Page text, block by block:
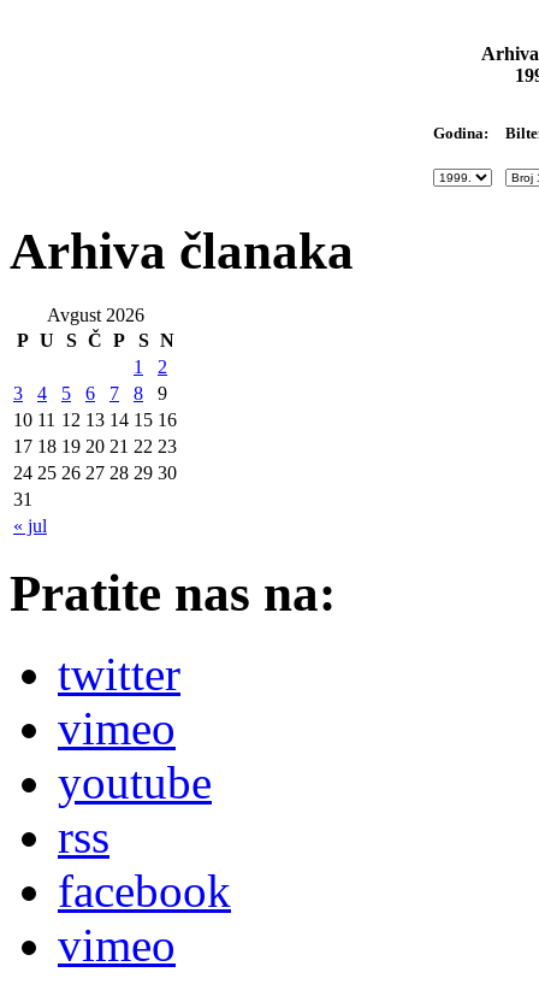
Godina:
Arhiva članaka
Avgust 2026
P U S Č P S N
« jul
1
2
3
4 5 6 7 8
9
10 11 12 13 14 15 16
17 18 19 20 21 22 23
24 25 26 27 28 29 30
31
Pratite nas na:
twitter
vimeo
youtube
rss
facebook
vimeo